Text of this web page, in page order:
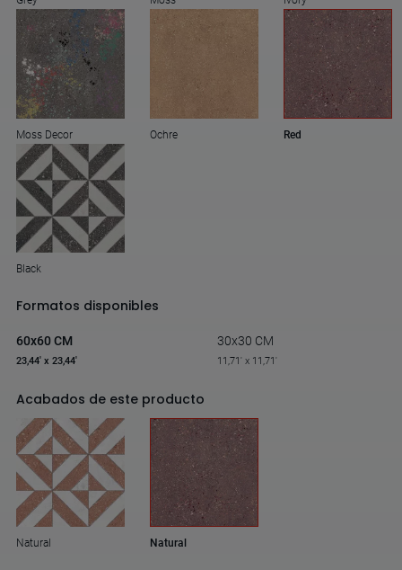
Moss Decor Ochre Red
Black
Formatos disponibles
60x60 CM
23,44' x 23,44'
30x30 CM
11,71' x 11,71'
Acabados de este producto
Natural Natural